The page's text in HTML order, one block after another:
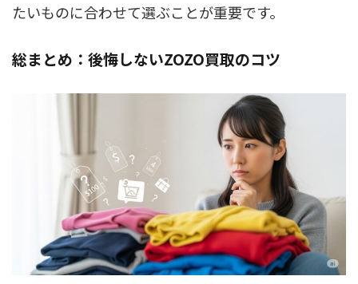
たいものに合わせて選ぶことが重要です。
総まとめ：後悔しないZOZO買取のコツ